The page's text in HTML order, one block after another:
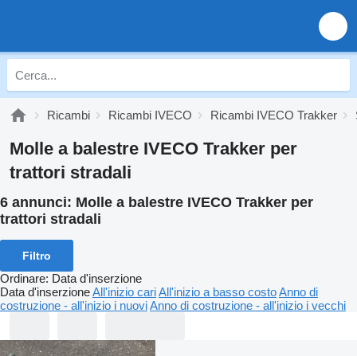
Ricambi Ricambi IVECO Ricambi IVECO Trakker
Molle a balestre IVECO Trakker per
trattori stradali
6 annunci: Molle a balestre IVECO Trakker per
trattori stradali
Filtro
Ordinare: Data d'inserzione
Data d'inserzioneAll'inizio cariAll'inizio a basso costoAnno di
costruzione - all'inizio i nuoviAnno di costruzione - all'inizio i vecchi